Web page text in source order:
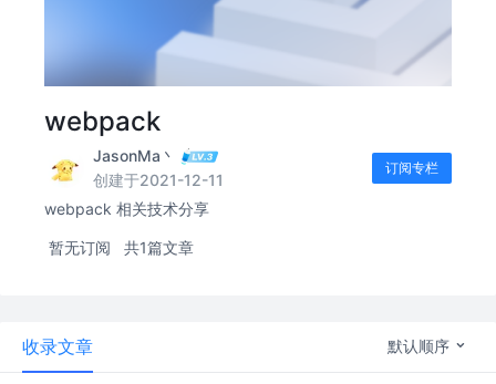
webpack
JasonMa丶
创建于2021-12-11
订阅专栏
webpack 相关技术分享
暂无订阅 共1篇文章
收录文章 默认顺序